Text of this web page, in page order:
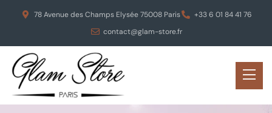
78 Avenue des Champs Elysée 75008 Paris
+33 6 01 84 41 76
contact@glam-store.fr